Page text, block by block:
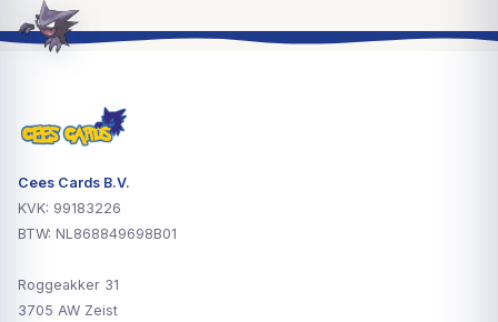
Cees Cards B.V.
KVK: 99183226
BTW: NL868849698B01
Roggeakker 31
3705 AW Zeist